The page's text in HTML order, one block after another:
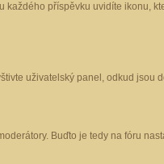
příspěvku uvidíte ikonu,
uživatelský panel, odkud jsou
Buďto je tedy na fóru